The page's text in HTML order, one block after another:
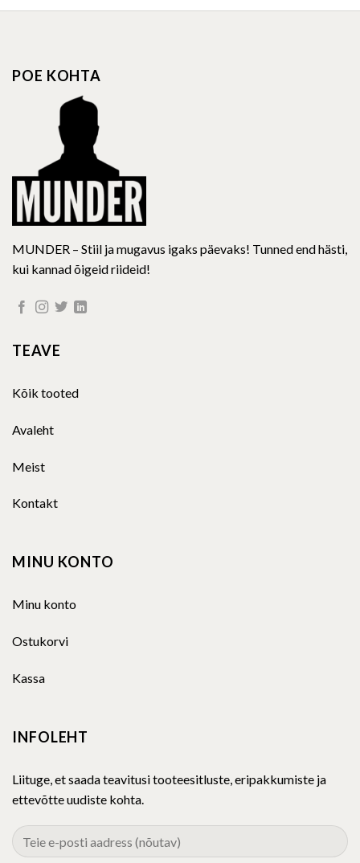
POE KOHTA
MUNDER – Stiil ja mugavus igaks päevaks! Tunned end hästi,
kui kannad õigeid riideid!
TEAVE
Kõik tooted
Avaleht
Meist
Kontakt
MINU KONTO
Minu konto
Ostukorvi
Kassa
INFOLEHT
Liituge, et saada teavitusi tooteesitluste, eripakkumiste ja
ettevõtte uudiste kohta.